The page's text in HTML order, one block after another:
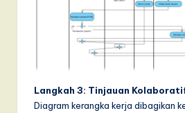
Langkah 3: Tinjauan
Diagram kerangka kerja dibagikan